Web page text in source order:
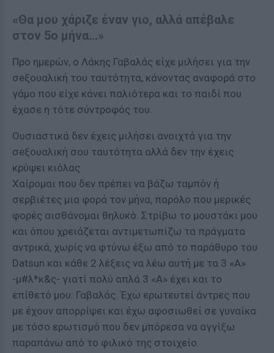
«Θα μου χάριζε έναν γιο, αλλά απέβαλε
στον 5ο μήνα…»
Προ ημερών, ο Λάκης Γαβαλάς είχε μιλήσει για την
σeξουαλική του ταυτότητα, κάνοντας αναφορά στο
γάμο που είχε κάνει παλιότερα και το παιδί που
έχασε η τότε σύντροφός του.
Ουσιαστικά δεν έχεις μιλήσει ανοιχτά για την
σeξουαλική σου ταυτότητα αλλά δεν την έχεις
κρύψει κιόλας
Χαίρομαι που δεν πρέπει να βάζω ταμπόν ή
σερβιέτες μια φορά τον μήνα, παρόλο που μερικές
φορές αισθάνομαι θηλυκό. Στρίβω το μουστάκι μου
και όπου χρειάζεται αντιμετωπίζω τα πράγματα
αντρικά, χωρίς να φτύνω έξω από το παράθυρο του
Datsun και κάθε 2 λέξεις να λέω αυτή με τα 3 «Α»
-μ#λ*κ&ς- γιατί πολύ απλά 3 «Α» έχει και το
επίθετό μου: Γαβαλάς. Έχω ερωτευτεί άντρες που
με έχουν απορρίψει και έχω αφοσιωθεί σε γυναίκα
με τόσο ερωτισμό που δεν μπόρεσα να αγγίξω
παραπάνω από το φιλικό της στοιχείο.